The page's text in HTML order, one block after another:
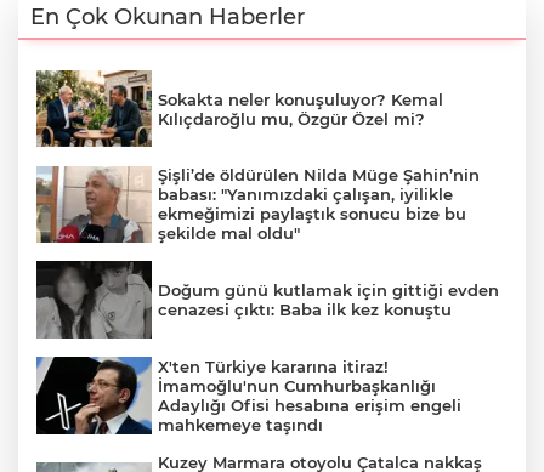
En Çok Okunan Haberler
Sokakta neler konuşuluyor? Kemal
Kılıçdaroğlu mu, Özgür Özel mi?
Şişli’de öldürülen Nilda Müge Şahin’nin
babası: "Yanımızdaki çalışan, iyilikle
ekmeğimizi paylaştık sonucu bize bu
şekilde mal oldu"
Doğum günü kutlamak için gittiği evden
cenazesi çıktı: Baba ilk kez konuştu
X'ten Türkiye kararına itiraz!
İmamoğlu'nun Cumhurbaşkanlığı
Adaylığı Ofisi hesabına erişim engeli
mahkemeye taşındı
Kuzey Marmara otoyolu Çatalca nakkaş